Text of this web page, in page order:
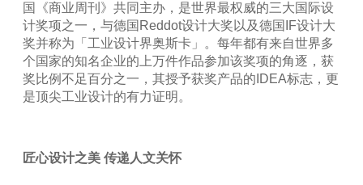
国《商业周刊》共同主办，是世界最权威的三大国际设
计奖项之一，与德国 Reddot设计大奖以及德国 IF设计大
奖并称为「工业设计界奥斯卡」。每年都有来自世界多
个国家的知名企业的上万件作品参加该奖项的角逐，获
奖比例不足百分之一，其授予获奖产品的 IDEA标志，更
是顶尖工业设计的有力证明。
匠心设计之美 传递人文关怀